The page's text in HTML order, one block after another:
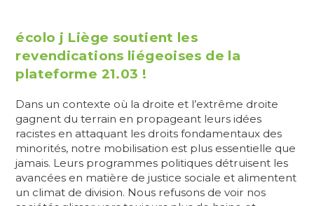
écolo j Liège soutient les
revendications liégeoises de la
plateforme 21.03 !
Dans un contexte où la droite et l’extrême droite
gagnent du terrain en propageant leurs idées
racistes en attaquant les droits fondamentaux des
minorités, notre mobilisation est plus essentielle que
jamais. Leurs programmes politiques détruisent les
avancées en matière de justice sociale et alimentent
un climat de division. Nous refusons de voir nos